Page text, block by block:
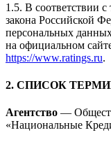
1.5. В соответствии
закона Российской
персональных
на официальном
https://www.ratings.ru.
2. СПИСОК
Агентство —
«Национальные